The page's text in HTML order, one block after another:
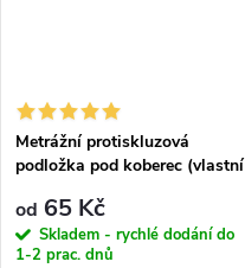
Metrážní protiskluzová
podložka pod koberec (vlastní
od 65 Kč
Skladem - rychlé dodání do
1-2 prac. dnů